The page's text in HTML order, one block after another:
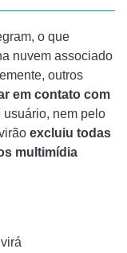
o que
nuvem associado
outros
em contato com
usuário, nem pelo
excluiu todas
multimídia